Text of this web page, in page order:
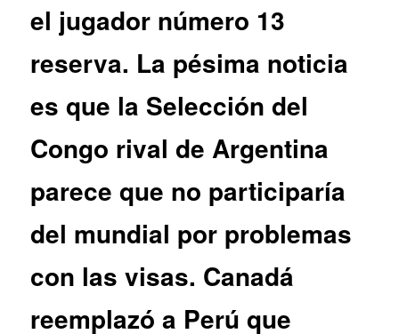
el jugador número 13
reserva. La pésima noticia
es que la Selección del
Congo rival de Argentina
parece que no participaría
del mundial por problemas
con las visas. Canadá
reemplazó a Perú que